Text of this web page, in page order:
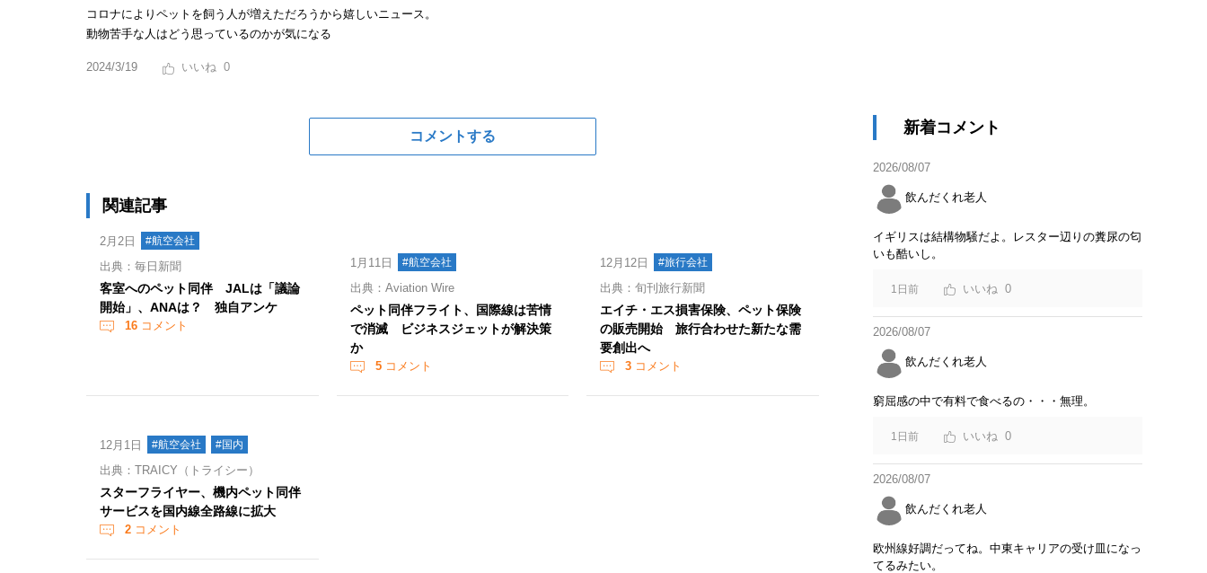
コロナによりペットを飼う人が増えただろうから嬉しいニュース。
動物苦手な人はどう思っているのかが気になる
2024/3/19 0
コメントする
関連記事
2月2日 #航空会社
出典：毎日新聞
客室へのペット同伴 JALは「議論
開始」、ANAは？ 独自アンケ
16 コメント
1月11日 #航空会社
出典：Aviation Wire
ペット同伴フライト、国際線は苦情
で消滅 ビジネスジェットが解決策
か
5コメント
12月12日 #旅行会社
出典：旬刊旅行新聞
エイチ・エス損害保険、ペット保険
の販売開始 旅行合わせた新たな需
要創出へ
3 コメント
12月1日 #航空会社 #国内
出典：TRAICY（トライシー）
スターフライヤー、機内ペット同伴
サービスを国内線全路線に拡大
2 コメント
新着コメント
2026/08/07
飲んだくれ老人
イギリスは結構物騒だよ。レスター辺りの糞尿の匂
いも酷いし。
1日前 0
2026/08/07
飲んだくれ老人
窮屈感の中で有料で食べるの・・・無理。
1日前 0
2026/08/07
飲んだくれ老人
欧州線好調だってね。中東キャリアの受け皿になっ
てるみたい。